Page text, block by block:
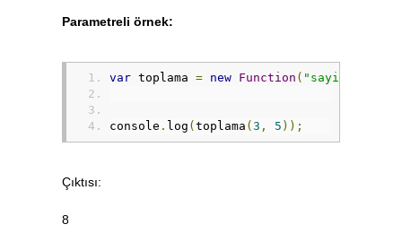
Parametreli örnek:
var toplama = new Function ( "sayi1"
console . log (toplama (3 , 5 ));
Çıktısı:
8